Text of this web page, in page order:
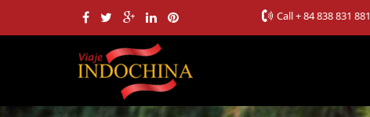
Call+ 84 838 831 881